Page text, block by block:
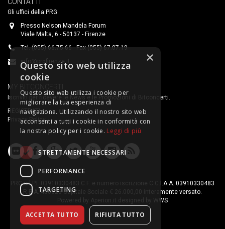
CONTATTI
Gli uffici della PRG
Presso Nelson Mandela Forum
Viale Malta, 6 - 50137 - Firenze
Tel. (055) 66.75.66 - Fax (055) 67.07.19
info@prgfirenze.it
MY BITCONCERTI
Iscriviti per ricevere le News e le Promozioni di Bitconcerti.
REGISTRATI
Privacy Policy
PRG srl P.I. 03910330483 C.F. e numero iscrizione C.C.I.A.A. 03910330483
R.E.A. 400323 Capitale Sociale € 26.000,00 interamente versato.
Powered by Aperion.it designed by WWS
×
Questo sito web utilizza
cookie
Questo sito web utilizza i cookie per
migliorare la tua esperienza di
navigazione. Utilizzando il nostro sito web
acconsenti a tutti i cookie in conformità con
la nostra policy per i cookie. Leggi di più
STRETTAMENTE NECESSARI
PERFORMANCE
TARGETING
ACCETTA TUTTO RIFIUTA TUTTO